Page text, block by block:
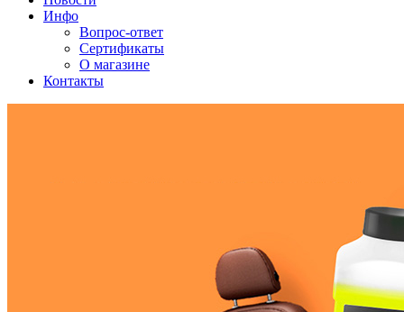
Инфо
Вопрос-ответ
Сертификаты
О магазине
Контакты